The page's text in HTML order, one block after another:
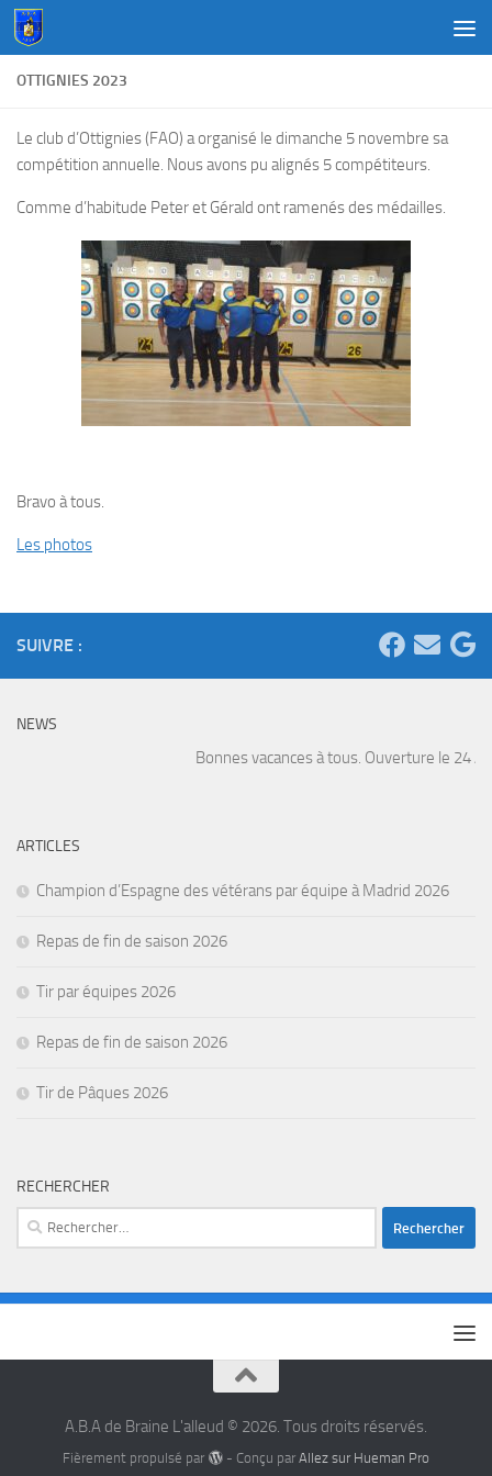
Au dessous du contenu
OTTIGNIES 2023
Le club d’Ottignies (FAO) a organisé le dimanche 5 novembre sa
compétition annuelle. Nous avons pu alignés 5 compétiteurs.
Comme d’habitude Peter et Gérald ont ramenés des médailles.
Bravo à tous.
Les photos
SUIVRE :
NEWS
Bonnes vacances à tous. Ouverture le 24
ARTICLES
Champion d’Espagne des vétérans par équipe à Madrid 2026
Repas de fin de saison 2026
Tir par équipes 2026
Repas de fin de saison 2026
Tir de Pâques 2026
RECHERCHER
A.B.A de Braine L'alleud © 2026. Tous droits réservés.
Fièrement propulsé par - Conçu par Allez sur Hueman Pro